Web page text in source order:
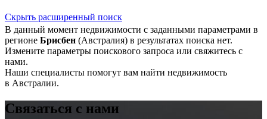
Скрыть расширенный поиск
В данный момент недвижимости с заданными параметрами в
регионе Брисбен (Австралия) в результатах поиска нет.
Измените параметры поискового запроса или свяжитесь с
нами.
Наши специалисты помогут вам найти недвижимость
в Австралии.
Связаться с нами